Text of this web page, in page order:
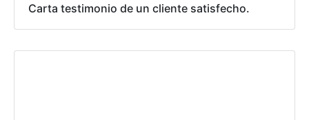
Carta testimonio de un cliente satisfecho.